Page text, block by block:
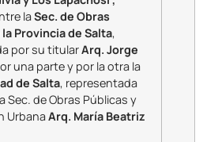
laSec. de Obras
Provincia de Salta,
por su titularArq. Jorge
una parte y por la otra la
de Salta, representada
Sec. de Obras Públicas y
UrbanaArq. María Beatriz